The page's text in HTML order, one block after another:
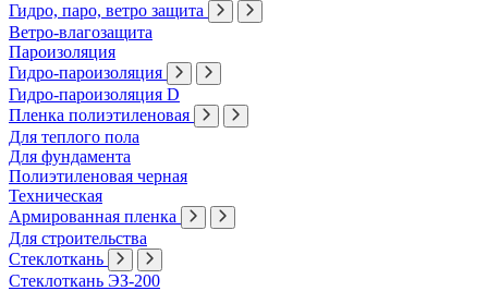
Гидро, паро, ветро защита
Ветро-влагозащита
Пароизоляция
Гидро-пароизоляция
Гидро-пароизоляция D
Пленка полиэтиленовая
Для теплого пола
Для фундамента
Полиэтиленовая черная
Техническая
Армированная пленка
Для строительства
Стеклоткань
Стеклоткань ЭЗ-200